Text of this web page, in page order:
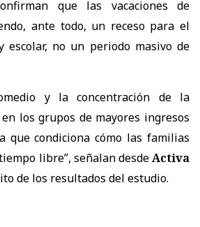
que las vacaciones de
ante todo, un receso para el
escolar, no un periodo masivo de
y la concentración de la
los grupos de mayores ingresos
que condiciona cómo las familias
libre”, señalan desdeActiva
de los resultados del estudio.